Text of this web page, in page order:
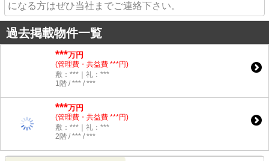
になる方はぜひ当社までご連絡下さい。
過去掲載物件一覧
***万円
(管理費・共益費 ***円)
敷：***｜礼：***
1階 / *** / ***
***万円
(管理費・共益費 ***円)
敷：***｜礼：***
2階 / *** / ***